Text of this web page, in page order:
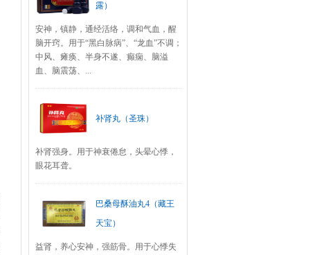
露）
安神，镇静，通经活络，调和气血，醒
脑开窍。用于“黑白脉病”、“龙血”不调；
中风、瘫痪、半身不遂、癫痫、脑溢
血、脑震荡、...
补肾丸（圣珠）
补肾强身。用于神衰倦怠，头晕心悸，
眼花耳聋。
巴桑母酥油丸4（藏王
天宝）
益肾，养心安神，强筋骨。用于心悸失